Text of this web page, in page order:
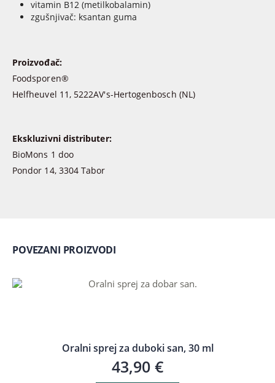
vitamin B12 (metilkobalamin)
zgušnjivač: ksantan guma
Proizvođač:
Foodsporen®
Helfheuvel 11, 5222AV's-Hertogenbosch (NL)
Ekskluzivni distributer:
BioMons 1 doo
Pondor 14, 3304 Tabor
POVEZANI PROIZVODI
Oralni sprej za duboki san, 30 ml
43,90 €